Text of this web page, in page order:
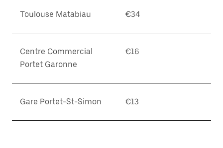
Toulouse Matabiau €34
Centre Commercial
Portet Garonne
€16
Gare Portet-St-Simon €13